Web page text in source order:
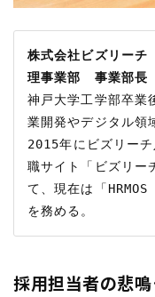
株式会社ビズリーチ
理事業部　事業部長
神戸大学工学部卒業
業開発やデジタル領
2015年にビズリー
職サイト「ビズリー
て、現在は「
採用担当者の悲